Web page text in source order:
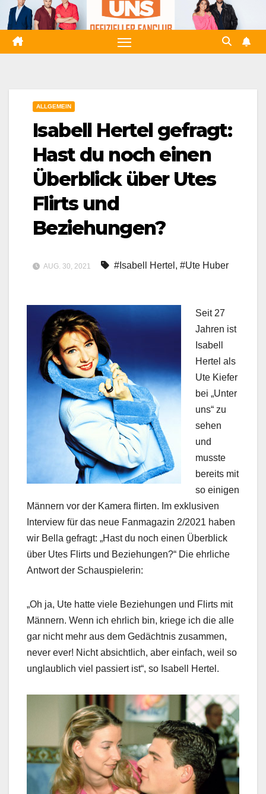
Zum
Inhalt
springen
ALLGEMEIN
Isabell Hertel gefragt:
Hast du noch einen
Überblick über Utes
Flirts und
Beziehungen?
AUG. 30, 2021 #Isabell Hertel , #Ute Huber
Seit 27
Jahren ist
Isabell
Hertel als
Ute Kiefer
bei „Unter
uns“ zu
sehen
und
musste
bereits mit
so einigen
Männern vor der Kamera flirten. Im exklusiven
Interview für das neue Fanmagazin 2/2021 haben
wir Bella gefragt: „Hast du noch einen Überblick
über Utes Flirts und Beziehungen?“ Die ehrliche
Antwort der Schauspielerin:
„Oh ja, Ute hatte viele Beziehungen und Flirts mit
Männern. Wenn ich ehrlich bin, kriege ich die alle
gar nicht mehr aus dem Gedächtnis zusammen,
never ever! Nicht absichtlich, aber einfach, weil so
unglaublich viel passiert ist“, so Isabell Hertel.